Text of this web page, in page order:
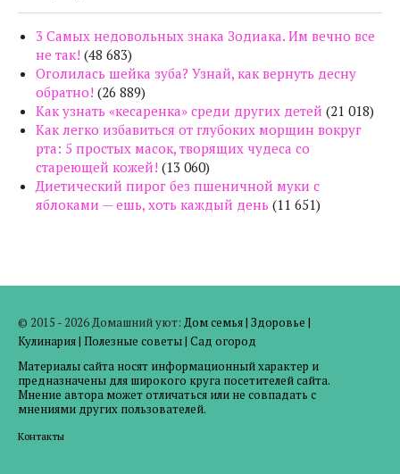
3 Самых недовольных знака Зодиака. Им вечно все
не так! (48 683)
Оголилась шейка зуба? Узнай, как вернуть десну
обратно! (26 889)
Как узнать «кесаренка» среди других детей (21 018)
Как легко избавиться от глубоких морщин вокруг
рта: 5 простых масок, творящих чудеса со
стареющей кожей! (13 060)
Диетический пирог без пшеничной муки с
яблоками — ешь, хоть каждый день (11 651)
© 2015 - 2026 Домашний уют: Дом семья| Здоровье |
Кулинария| Полезные советы| Сад огород
Материалы сайта носят информационный характер и
предназначены для широкого круга посетителей сайта.
Мнение автора может отличаться или не совпадать с
мнениями других пользователей.
Контакты